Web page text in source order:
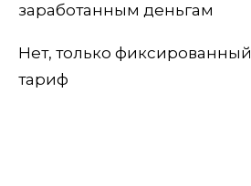
заработанным деньгам
Нет, только фиксированный
тариф